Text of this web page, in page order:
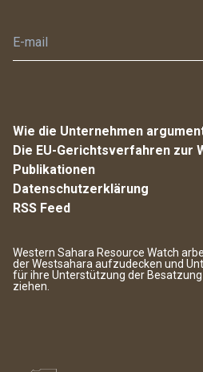
Wie die Unternehmen
Die EU-Gerichtsverfahren zur
Publikationen
Datenschutzerklärung
RSS Feed
Western Sahara Resource Watch
der Westsahara aufzudecken und
für ihre Unterstützung der
ziehen.